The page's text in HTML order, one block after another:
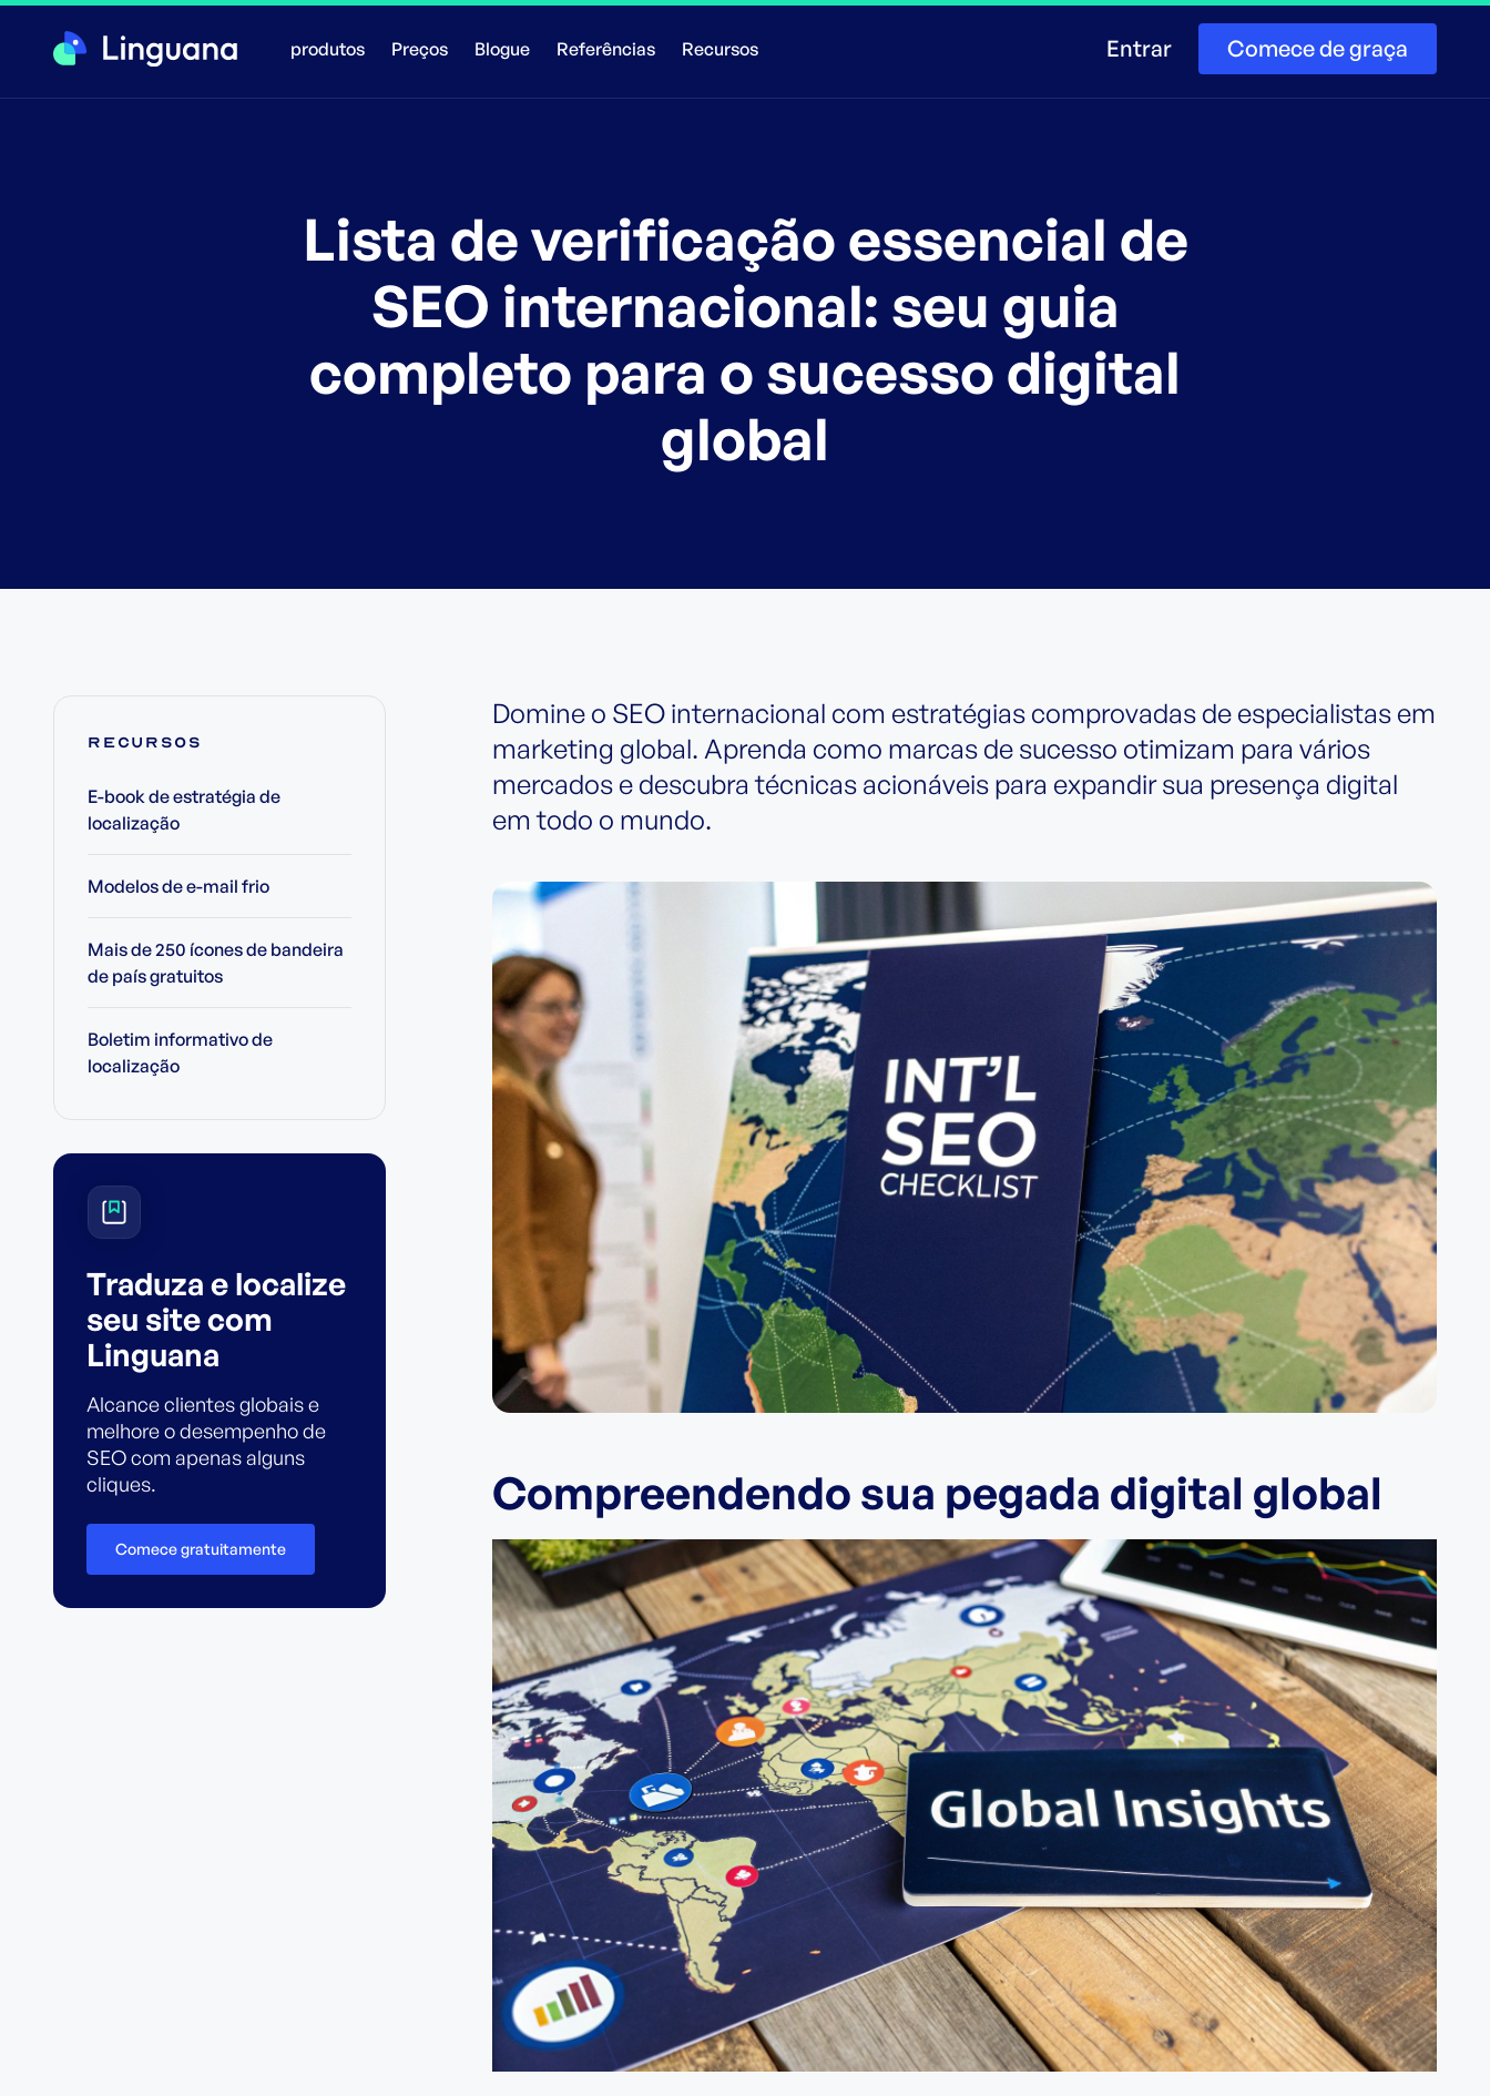
produtos Preços Blogue Referências Recursos Entrar Comece de graça
Lista de verificação essencial de
SEO internacional: seu guia
completo para o sucesso digital
global
recursos
E-book de estratégia de
localização
Modelos de e-mail frio
Mais de 250 ícones de bandeira
de país gratuitos
Boletim informativo de
localização
Traduza e localize
seu site com
Linguana
Alcance clientes globais e
melhore o desempenho de
SEO com apenas alguns
cliques.
Comece gratuitamente
Domine o SEO internacional com estratégias comprovadas de especialistas em
marketing global. Aprenda como marcas de sucesso otimizam para vários
mercados e descubra técnicas acionáveis para expandir sua presença digital
em todo o mundo.
Compreendendo sua pegada digital global